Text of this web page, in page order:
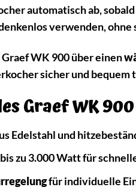
automatisch ab,
verwenden, ohne
WK 900 über einen
sicher und
Graef WK
Edelstahl und
zu 3.000 Watt für
für individuelle